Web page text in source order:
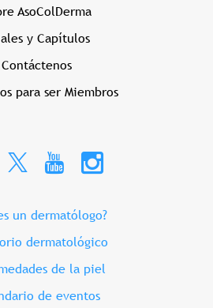
AsoColDerma
y Capítulos
Contáctenos
para ser Miembros
un dermatólogo?
dermatológico
de la piel
de eventos